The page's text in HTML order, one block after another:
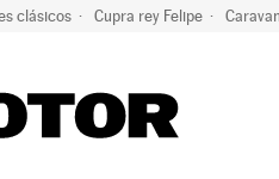
clásicos Cupra rey Felipe